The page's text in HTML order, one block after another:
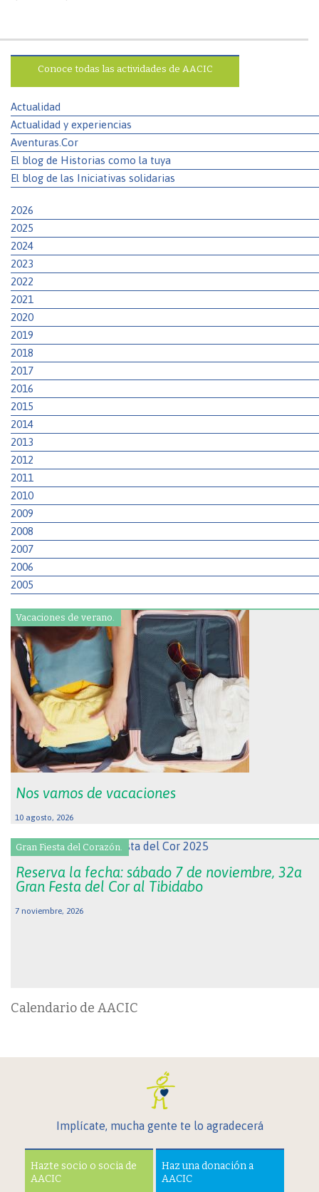
Conoce todas las actividades de AACIC
Actualidad
Actualidad y experiencias
Aventuras.Cor
El blog de Historias como la tuya
El blog de las Iniciativas solidarias
2026
2025
2024
2023
2022
2021
2020
2019
2018
2017
2016
2015
2014
2013
2012
2011
2010
2009
2008
2007
2006
2005
Vacaciones de verano.
Nos vamos de vacaciones
10 agosto, 2026
Gran Fiesta del Corazón.
Reserva la fecha: sábado 7 de noviembre, 32a
Gran Festa del Cor al Tibidabo
7 noviembre, 2026
Calendario de AACIC
Implícate, mucha gente te lo agradecerá
Hazte socio o socia de
AACIC
Haz una donación a
AACIC